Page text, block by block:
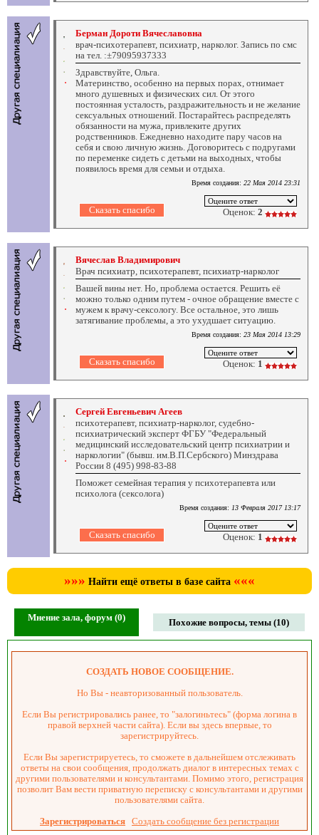
Берман Дороти Вячеславовна
врач-психотерапевт, психиатр, нарколог. Запись по смс
на тел. :±79095937333
Здравствуйте, Ольга.
Материнство, особенно на первых порах, отнимает
много душевных и физических сил. От этого
постоянная усталость, раздражительность и не желание
сексуальных отношений. Постарайтесь распределять
обязанности на мужа, привлеките других
родственников. Ежедневно находите пару часов на
себя и свою личную жизнь. Договоритесь с подругами
по переменке сидеть с детьми на выходных, чтобы
появилось время для семьи и отдыха.
Время создания: 22 Мая 2014 23:31
Оценок: 2
Вячеслав Владимирович
Врач психиатр, психотерапевт, психиатр-нарколог
Вашей вины нет. Но, проблема остается. Решить её
можно только одним путем - очное обращение вместе с
мужем к врачу-сексологу. Все остальное, это лишь
затягивание проблемы, а это ухудшает ситуацию.
Время создания: 23 Мая 2014 13:29
Оценок: 1
Сергей Евгеньевич Агеев
психотерапевт, психиатр-нарколог, судебно-
психиатрический эксперт ФГБУ "Федеральный
медицинский исследовательский центр психиатрии и
наркологии" (бывш. им.В.П.Сербского) Минздрава
России 8 (495) 998-83-88
Поможет семейная терапия у психотерапевта или
психолога (сексолога)
Время создания: 13 Февраля 2017 13:17
Оценок: 1
»»» Найти ещё ответы в базе сайта «««
Мнение зала, форум (0) Похожие вопросы, темы (10)
СОЗДАТЬ НОВОЕ СООБЩЕНИЕ.
Но Вы - неавторизованный пользователь.
Если Вы регистрировались ранее, то "залогиньтесь" (форма логина в
правой верхней части сайта). Если вы здесь впервые, то
зарегистрируйтесь.
Если Вы зарегистрируетесь, то сможете в дальнейшем отслеживать
ответы на свои сообщения, продолжать диалог в интересных темах с
другими пользователями и консультантами. Помимо этого, регистрация
позволит Вам вести приватную переписку с консультантами и другими
пользователями сайта.
Зарегистрироваться Создать сообщение без регистрации